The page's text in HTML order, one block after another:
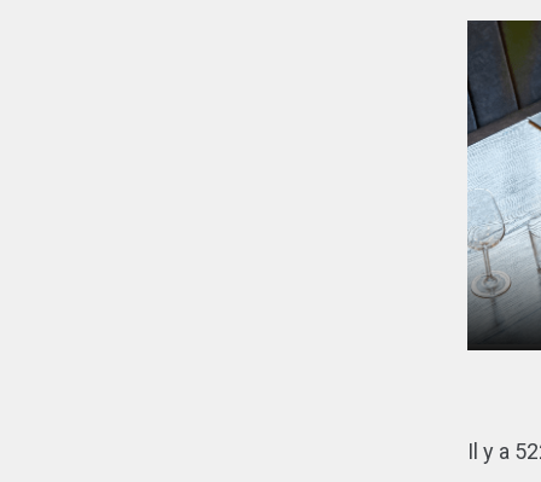
Il y a